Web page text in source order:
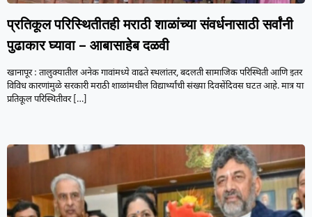
प्रतिकूल परिस्थितीतही मराठी शाळांच्या संवर्धनासाठी सर्वांनी
पुढाकार घ्यावा – आबासाहेब दळवी
खानापूर : तालुक्यातील अनेक गावांमध्ये वाढते स्थलांतर, बदलती सामाजिक परिस्थिती आणि इतर
विविध कारणांमुळे सरकारी मराठी शाळांमधील विद्यार्थ्यांची संख्या दिवसेंदिवस घटत आहे. मात्र या
प्रतिकूल परिस्थितीवर[…]